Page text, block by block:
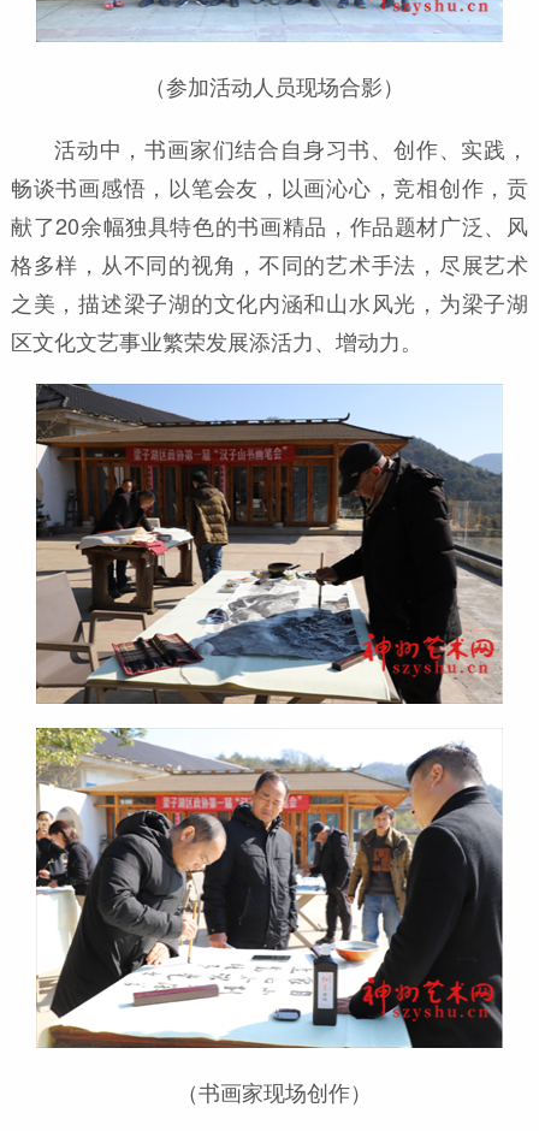
（参加活动人员现场合影）
活动中，书画家们结合自身习书、创作、实践，
畅谈书画感悟，以笔会友，以画沁心，竞相创作，贡
献了20余幅独具特色的书画精品，作品题材广泛、风
格多样，从不同的视角，不同的艺术手法，尽展艺术
之美，描述梁子湖的文化内涵和山水风光，为梁子湖
区文化文艺事业繁荣发展添活力、增动力。
（书画家现场创作）